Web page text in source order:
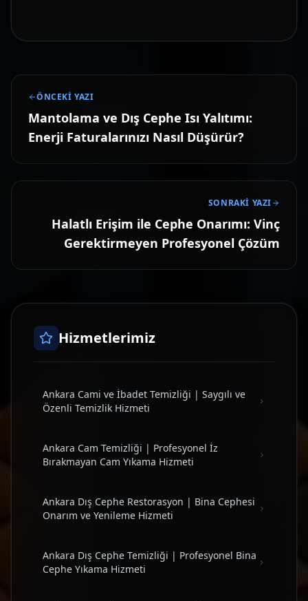
ÖNCEKI YAZI
Mantolama ve Dış Cephe Isı Yalıtımı:
Enerji Faturalarınızı Nasıl Düşürür?
SONRAKI YAZI
Halatlı Erişim ile Cephe Onarımı: Vinç
Gerektirmeyen Profesyonel Çözüm
Hizmetlerimiz
Ankara Cami ve İbadet Temizliği | Saygılı ve
Özenli Temizlik Hizmeti
Ankara Cam Temizliği | Profesyonel İz
Bırakmayan Cam Yıkama Hizmeti
Ankara Dış Cephe Restorasyon | Bina Cephesi
Onarım ve Yenileme Hizmeti
Ankara Dış Cephe Temizliği | Profesyonel Bina
Cephe Yıkama Hizmeti